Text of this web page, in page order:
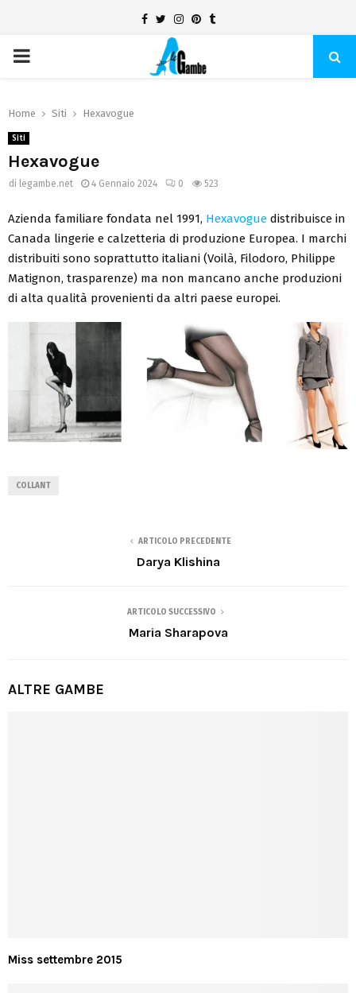
Facebook
TwitterInstagram
Pinterest
Tumblr
PRIMARY
Home Siti Hexavogue
Siti
Hexavogue
di legambe.net 4 Gennaio 2024 0 523
Azienda familiare fondata nel 1991, Hexavogue distribuisce in
Canada lingerie e calzetteria di produzione Europea. I marchi
distribuiti sono soprattutto italiani (Voilà, Filodoro, Philippe
Matignon, trasparenze) ma non mancano anche produzioni
di alta qualità provenienti da altri paese europei.
COLLANT
ARTICOLO PRECEDENTE
Darya Klishina
ARTICOLO SUCCESSIVO
Maria Sharapova
ALTRE GAMBE
Miss settembre 2015